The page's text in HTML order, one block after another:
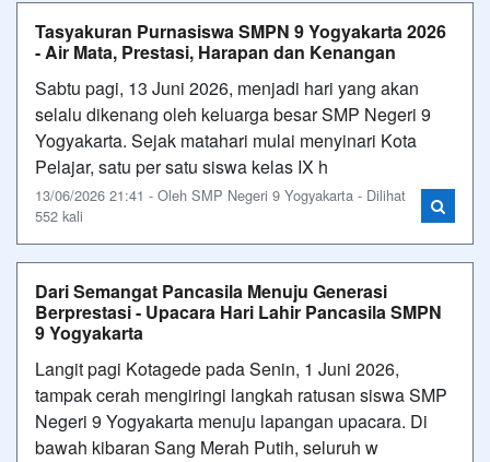
Tasyakuran Purnasiswa SMPN 9 Yogyakarta 2026
- Air Mata, Prestasi, Harapan dan Kenangan
Sabtu pagi, 13 Juni 2026, menjadi hari yang akan
selalu dikenang oleh keluarga besar SMP Negeri 9
Yogyakarta. Sejak matahari mulai menyinari Kota
Pelajar, satu per satu siswa kelas IX h
13/06/2026 21:41 - Oleh SMP Negeri 9 Yogyakarta - Dilihat
552 kali
Dari Semangat Pancasila Menuju Generasi
Berprestasi - Upacara Hari Lahir Pancasila SMPN
9 Yogyakarta
Langit pagi Kotagede pada Senin, 1 Juni 2026,
tampak cerah mengiringi langkah ratusan siswa SMP
Negeri 9 Yogyakarta menuju lapangan upacara. Di
bawah kibaran Sang Merah Putih, seluruh w